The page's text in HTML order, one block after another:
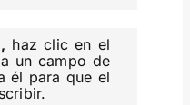
haz clic en el
un campo de
él para que el